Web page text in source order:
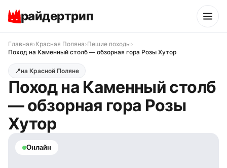
райдертрип
Главная›Красная Поляна›Пешие походы›
Поход на Каменный столб — обзорная гора Розы Хутор
📍на Красной Поляне
Поход на Каменный столб
— обзорная гора Розы
Хутор
Онлайн